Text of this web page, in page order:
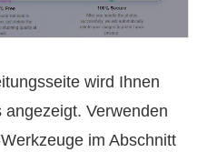
wird Ihnen
Verwenden
im Abschnitt